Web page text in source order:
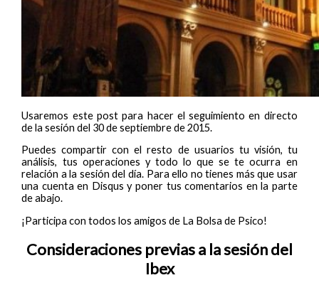
Usaremos este post para hacer el seguimiento en directo
de la sesión del 30 de septiembre de 2015.
Puedes compartir con el resto de usuarios tu visión, tu
análisis, tus operaciones y todo lo que se te ocurra en
relación a la sesión del día. Para ello no tienes más que usar
una cuenta en Disqus y poner tus comentarios en la parte
de abajo.
¡Participa con todos los amigos de La Bolsa de Psico!
Consideraciones previas a la sesión del
Ibex